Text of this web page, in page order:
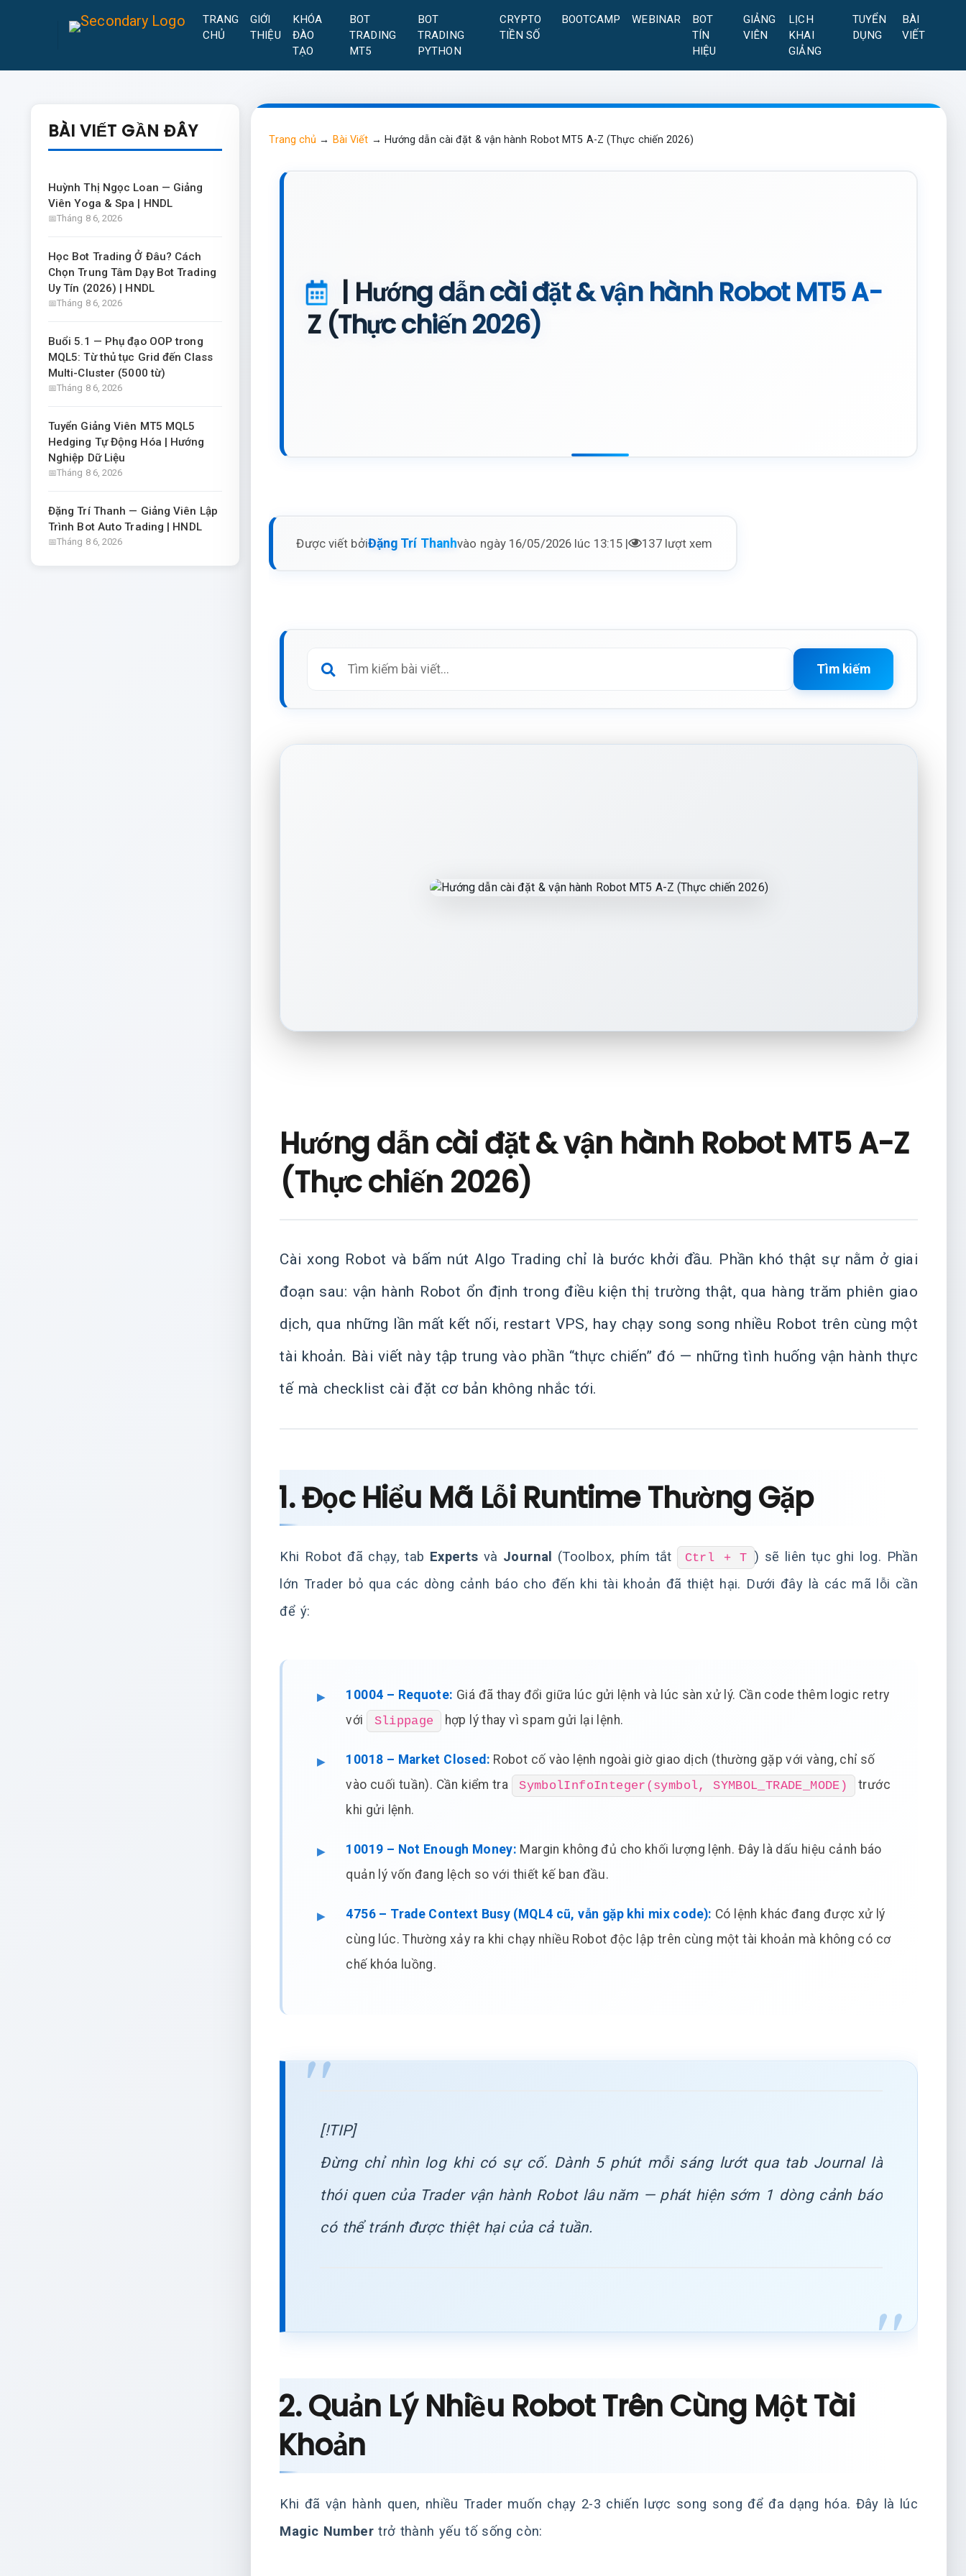
TRANG
CHỦ
GIỚI
THIỆU
KHÓA
ĐÀO
TẠO
BOT
TRADING
MT5
BOT
TRADING
PYTHON
CRYPTO
TIỀN SỐ
BOOTCAMP WEBINAR
BOT
TÍN
HIỆU
GIẢNG
VIÊN
LỊCH
KHAI
GIẢNG
TUYỂN
DỤNG
BÀI
VIẾT
BÀI VIẾT GẦN ĐÂY
Huỳnh Thị Ngọc Loan — Giảng
Viên Yoga & Spa | HNDL
Tháng 8 6, 2026
Học Bot Trading Ở Đâu? Cách
Chọn Trung Tâm Dạy Bot Trading
Uy Tín (2026) | HNDL
Tháng 8 6, 2026
Buổi 5.1 — Phụ đạo OOP trong
MQL5: Từ thủ tục Grid đến Class
Multi-Cluster (5000 từ)
Tháng 8 6, 2026
Tuyển Giảng Viên MT5 MQL5
Hedging Tự Động Hóa | Hướng
Nghiệp Dữ Liệu
Tháng 8 6, 2026
Đặng Trí Thanh — Giảng Viên Lập
Trình Bot Auto Trading | HNDL
Tháng 8 6, 2026
Trang chủ → Bài Viết → Hướng dẫn cài đặt & vận hành Robot MT5 A-Z (Thực chiến 2026)
| Hướng dẫn cài đặt & vận hành Robot MT5 A-
Z (Thực chiến 2026)
Được viết bởiĐặng Trí Thanhvào ngày 16/05/2026 lúc 13:15 | 137 lượt xem
Tìm kiếm
Hướng dẫn cài đặt & vận hành Robot MT5 A-Z
(Thực chiến 2026)
Cài xong Robot và bấm nút Algo Trading chỉ là bước khởi đầu. Phần khó thật sự nằm ở giai
đoạn sau: vận hành Robot ổn định trong điều kiện thị trường thật, qua hàng trăm phiên giao
dịch, qua những lần mất kết nối, restart VPS, hay chạy song song nhiều Robot trên cùng một
tài khoản. Bài viết này tập trung vào phần “thực chiến” đó — những tình huống vận hành thực
tế mà checklist cài đặt cơ bản không nhắc tới.
1. Đọc Hiểu Mã Lỗi Runtime Thường Gặp
Khi Robot đã chạy, tab Experts và Journal (Toolbox, phím tắt Ctrl + T ) sẽ liên tục ghi log. Phần
lớn Trader bỏ qua các dòng cảnh báo cho đến khi tài khoản đã thiệt hại. Dưới đây là các mã lỗi cần
để ý:
10004 – Requote: Giá đã thay đổi giữa lúc gửi lệnh và lúc sàn xử lý. Cần code thêm logic retry
với
Slippage hợp lý thay vì spam gửi lại lệnh.
10018 – Market Closed: Robot cố vào lệnh ngoài giờ giao dịch (thường gặp với vàng, chỉ số
vào cuối tuần). Cần kiểm tra
SymbolInfoInteger(symbol, SYMBOL_TRADE_MODE)
trước
khi gửi lệnh.
10019 – Not Enough Money: Margin không đủ cho khối lượng lệnh. Đây là dấu hiệu cảnh báo
quản lý vốn đang lệch so với thiết kế ban đầu.
4756 – Trade Context Busy (MQL4 cũ, vẫn gặp khi mix code): Có lệnh khác đang được xử lý
cùng lúc. Thường xảy ra khi chạy nhiều Robot độc lập trên cùng một tài khoản mà không có cơ
chế khóa luồng.
[!TIP]
Đừng chỉ nhìn log khi có sự cố. Dành 5 phút mỗi sáng lướt qua tab Journal là
thói quen của Trader vận hành Robot lâu năm — phát hiện sớm 1 dòng cảnh báo
có thể tránh được thiệt hại của cả tuần.
2. Quản Lý Nhiều Robot Trên Cùng Một Tài
Khoản
Khi đã vận hành quen, nhiều Trader muốn chạy 2-3 chiến lược song song để đa dạng hóa. Đây là lúc
Magic Numbertrở thành yếu tố sống còn: